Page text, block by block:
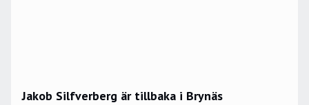
Jakob Silfverberg är tillbaka i Brynäs